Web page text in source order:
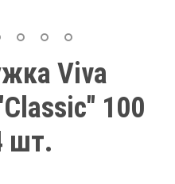
Viva
100
шт.